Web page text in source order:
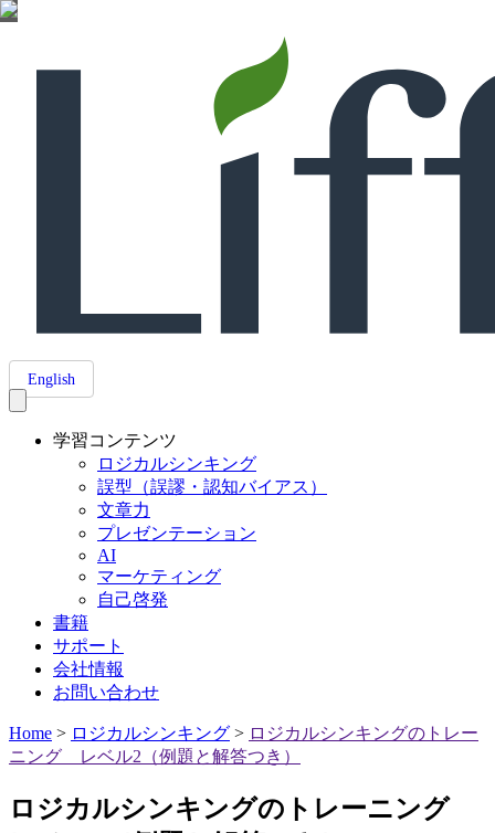
English
学習コンテンツ
ロジカルシンキング
誤型（誤謬・認知バイアス）
文章力
プレゼンテーション
AI
マーケティング
自己啓発
書籍
サポート
会社情報
お問い合わせ
Home > ロジカルシンキング > ロジカルシンキングのトレー
ニング レベル2（例題と解答つき）
ロジカルシンキングのトレーニング